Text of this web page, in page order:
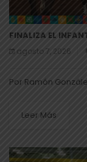
FINALIZA EL
agosto 7, 2026
Por Ramón
Leer Más